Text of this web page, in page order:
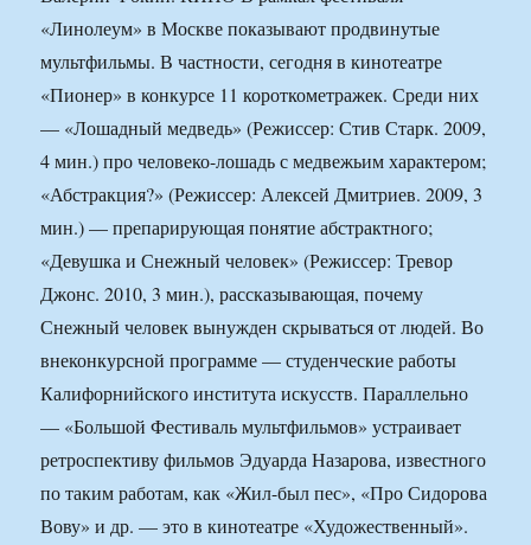
«Линолеум» в Москве показывают продвинутые
мультфильмы. В частности, сегодня в кинотеатре
«Пионер» в конкурсе 11 короткометражек. Среди них
— «Лошадный медведь» (Режиссер: Стив Старк. 2009,
4 мин.) про человеко-лошадь с медвежьим характером;
«Абстракция?» (Режиссер: Алексей Дмитриев. 2009, 3
мин.) — препарирующая понятие абстрактного;
«Девушка и Снежный человек» (Режиссер: Тревор
Джонс. 2010, 3 мин.), рассказывающая, почему
Снежный человек вынужден скрываться от людей. Во
внеконкурсной программе — студенческие работы
Калифорнийского института искусств. Параллельно
— «Большой Фестиваль мультфильмов» устраивает
ретроспективу фильмов Эдуарда Назарова, известного
по таким работам, как «Жил-был пес», «Про Сидорова
Вову» и др. — это в кинотеатре «Художественный».